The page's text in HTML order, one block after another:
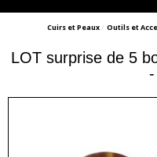
Cuirs et Peaux Outils et
LOT surprise de 5